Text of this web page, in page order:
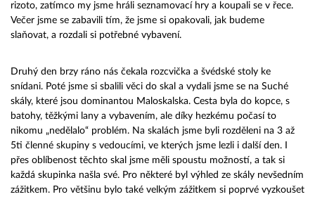
rizoto, zatímco my jsme hráli seznamovací hry a koupali se v řece.
Večer jsme se zabavili tím, že jsme si opakovali, jak budeme
slaňovat, a rozdali si potřebné vybavení.
Druhý den brzy ráno nás čekala rozcvička a švédské stoly ke
snídani. Poté jsme si sbalili věci do skal a vydali jsme se na Suché
skály, které jsou dominantou Maloskalska. Cesta byla do kopce, s
batohy, těžkými lany a vybavením, ale díky hezkému počasí to
nikomu „nedělalo“ problém. Na skalách jsme byli rozděleni na 3 až
5ti členné skupiny s vedoucími, ve kterých jsme lezli i další den. I
přes oblíbenost těchto skal jsme měli spoustu možností, a tak si
každá skupinka našla své. Pro některé byl výhled ze skály nevšedním
zážitkem. Pro většinu bylo také velkým zážitkem si poprvé vyzkoušet